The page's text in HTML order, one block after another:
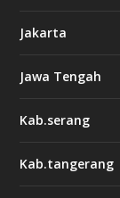
Jakarta
Jawa Tengah
Kab.serang
Kab.tangerang